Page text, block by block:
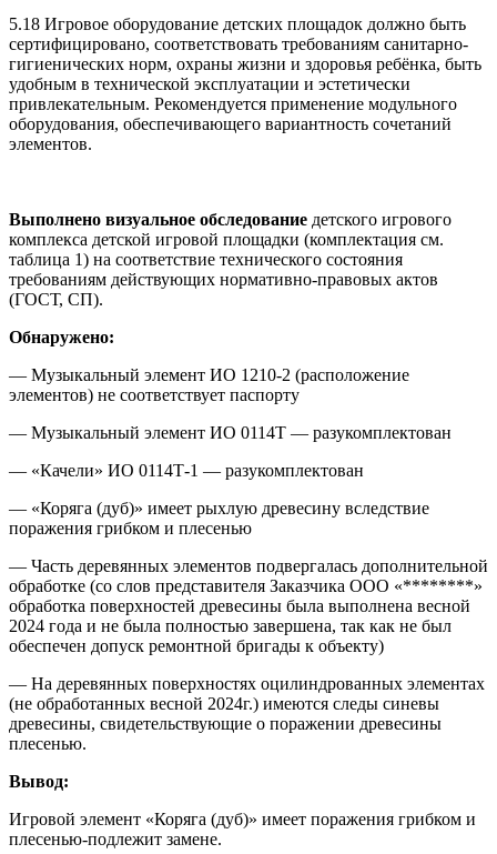
5.18 Игровое оборудование детских площадок должно быть
сертифицировано, соответствовать требованиям санитарно-
гигиенических норм, охраны жизни и здоровья ребёнка, быть
удобным в технической эксплуатации и эстетически
привлекательным. Рекомендуется применение модульного
оборудования, обеспечивающего вариантность сочетаний
элементов.
Выполнено визуальное обследование детского игрового
комплекса детской игровой площадки (комплектация см.
таблица 1) на соответствие технического состояния
требованиям действующих нормативно-правовых актов
(ГОСТ, СП).
Обнаружено:
— Музыкальный элемент ИО 1210-2 (расположение
элементов) не соответствует паспорту
— Музыкальный элемент ИО 0114Т — разукомплектован
— «Качели» ИО 0114Т-1 — разукомплектован
— «Коряга (дуб)» имеет рыхлую древесину вследствие
поражения грибком и плесенью
— Часть деревянных элементов подвергалась дополнительной
обработке (со слов представителя Заказчика ООО «********»
обработка поверхностей древесины была выполнена весной
2024 года и не была полностью завершена, так как не был
обеспечен допуск ремонтной бригады к объекту)
— На деревянных поверхностях оцилиндрованных элементах
(не обработанных весной 2024г.) имеются следы синевы
древесины, свидетельствующие о поражении древесины
плесенью.
Вывод:
Игровой элемент «Коряга (дуб)» имеет поражения грибком и
плесенью-подлежит замене.